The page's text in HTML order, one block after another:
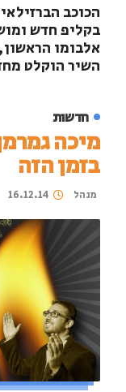
הכוכב
בקליפ חדש
אלבומו
השיר הוקלט
חדשות
מיכה
בזמן הזה
מנהל 16.12.14